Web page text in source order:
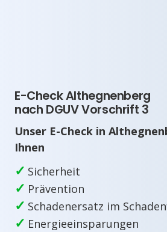
E-Check Althegnenberg
nach DGUV Vorschrift 3
Unser E-Check in
Ihnen
✓ Sicherheit
✓ Prävention
✓ Schadenersatz im
✓ Energieeinsparungen